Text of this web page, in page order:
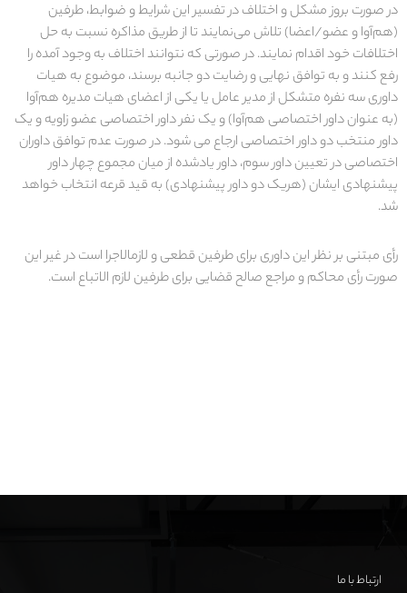
در صورت بروز مشکل و اختلاف در تفسیر این شرایط و ضوابط، طرفین
(هم‌آوا و عضو/اعضا) تلاش می‌نمایند تا از طریق مذاکره نسبت به حل
اختلافات خود اقدام نمایند. در صورتی که نتوانند اختلاف به وجود آمده را
رفع کنند و به توافق نهایی و رضایت دو جانبه برسند، موضوع به هیات
داوری سه نفره متشکل از مدیر عامل یا یکی از اعضای هیات مدیره هم‌آوا
(به عنوان داور اختصاصی هم‌آوا) و یک نفر داور اختصاصی عضو زاویه و یک
داور منتخب دو داور اختصاصی ارجاع می شود. در صورت عدم توافق داوران
اختصاصی در تعیین داور سوم، داور یادشده از میان مجموع چهار داور
پیشنهادی ایشان (هریک دو داور پیشنهادی) به قید قرعه انتخاب خواهد
شد.
رأی مبتنی بر نظر این داوری برای طرفین قطعی و لازم‏الاجرا است در غیر این
صورت رأی محاکم و مراجع صالح قضایی برای طرفین لازم الاتباع است.
ارتباط با ما